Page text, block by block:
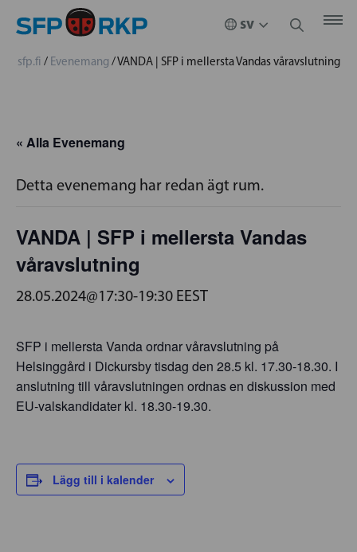
sfp.fi / Evenemang /VANDA | SFP i mellersta Vandas våravslutning
« Alla Evenemang
Detta evenemang har redan ägt rum.
VANDA | SFP i mellersta Vandas
våravslutning
28.05.2024@17:30-19:30 EEST
SFP i mellersta Vanda ordnar våravslutning på
Helsinggård i Dickursby tisdag den 28.5 kl. 17.30-18.30. I
anslutning till våravslutningen ordnas en diskussion med
EU-valskandidater kl. 18.30-19.30.
Lägg till i kalender